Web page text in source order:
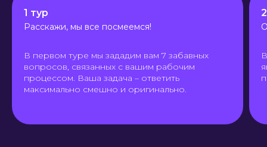
1 тур
Расскажи, мы все посмеемся!
В первом туре мы зададим вам 7 забавных
вопросов, связанных с вашим рабочим
процессом. Ваша задача – ответить
максимально смешно и оригинально.